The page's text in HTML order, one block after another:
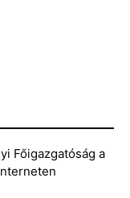
Főigazgatóság a